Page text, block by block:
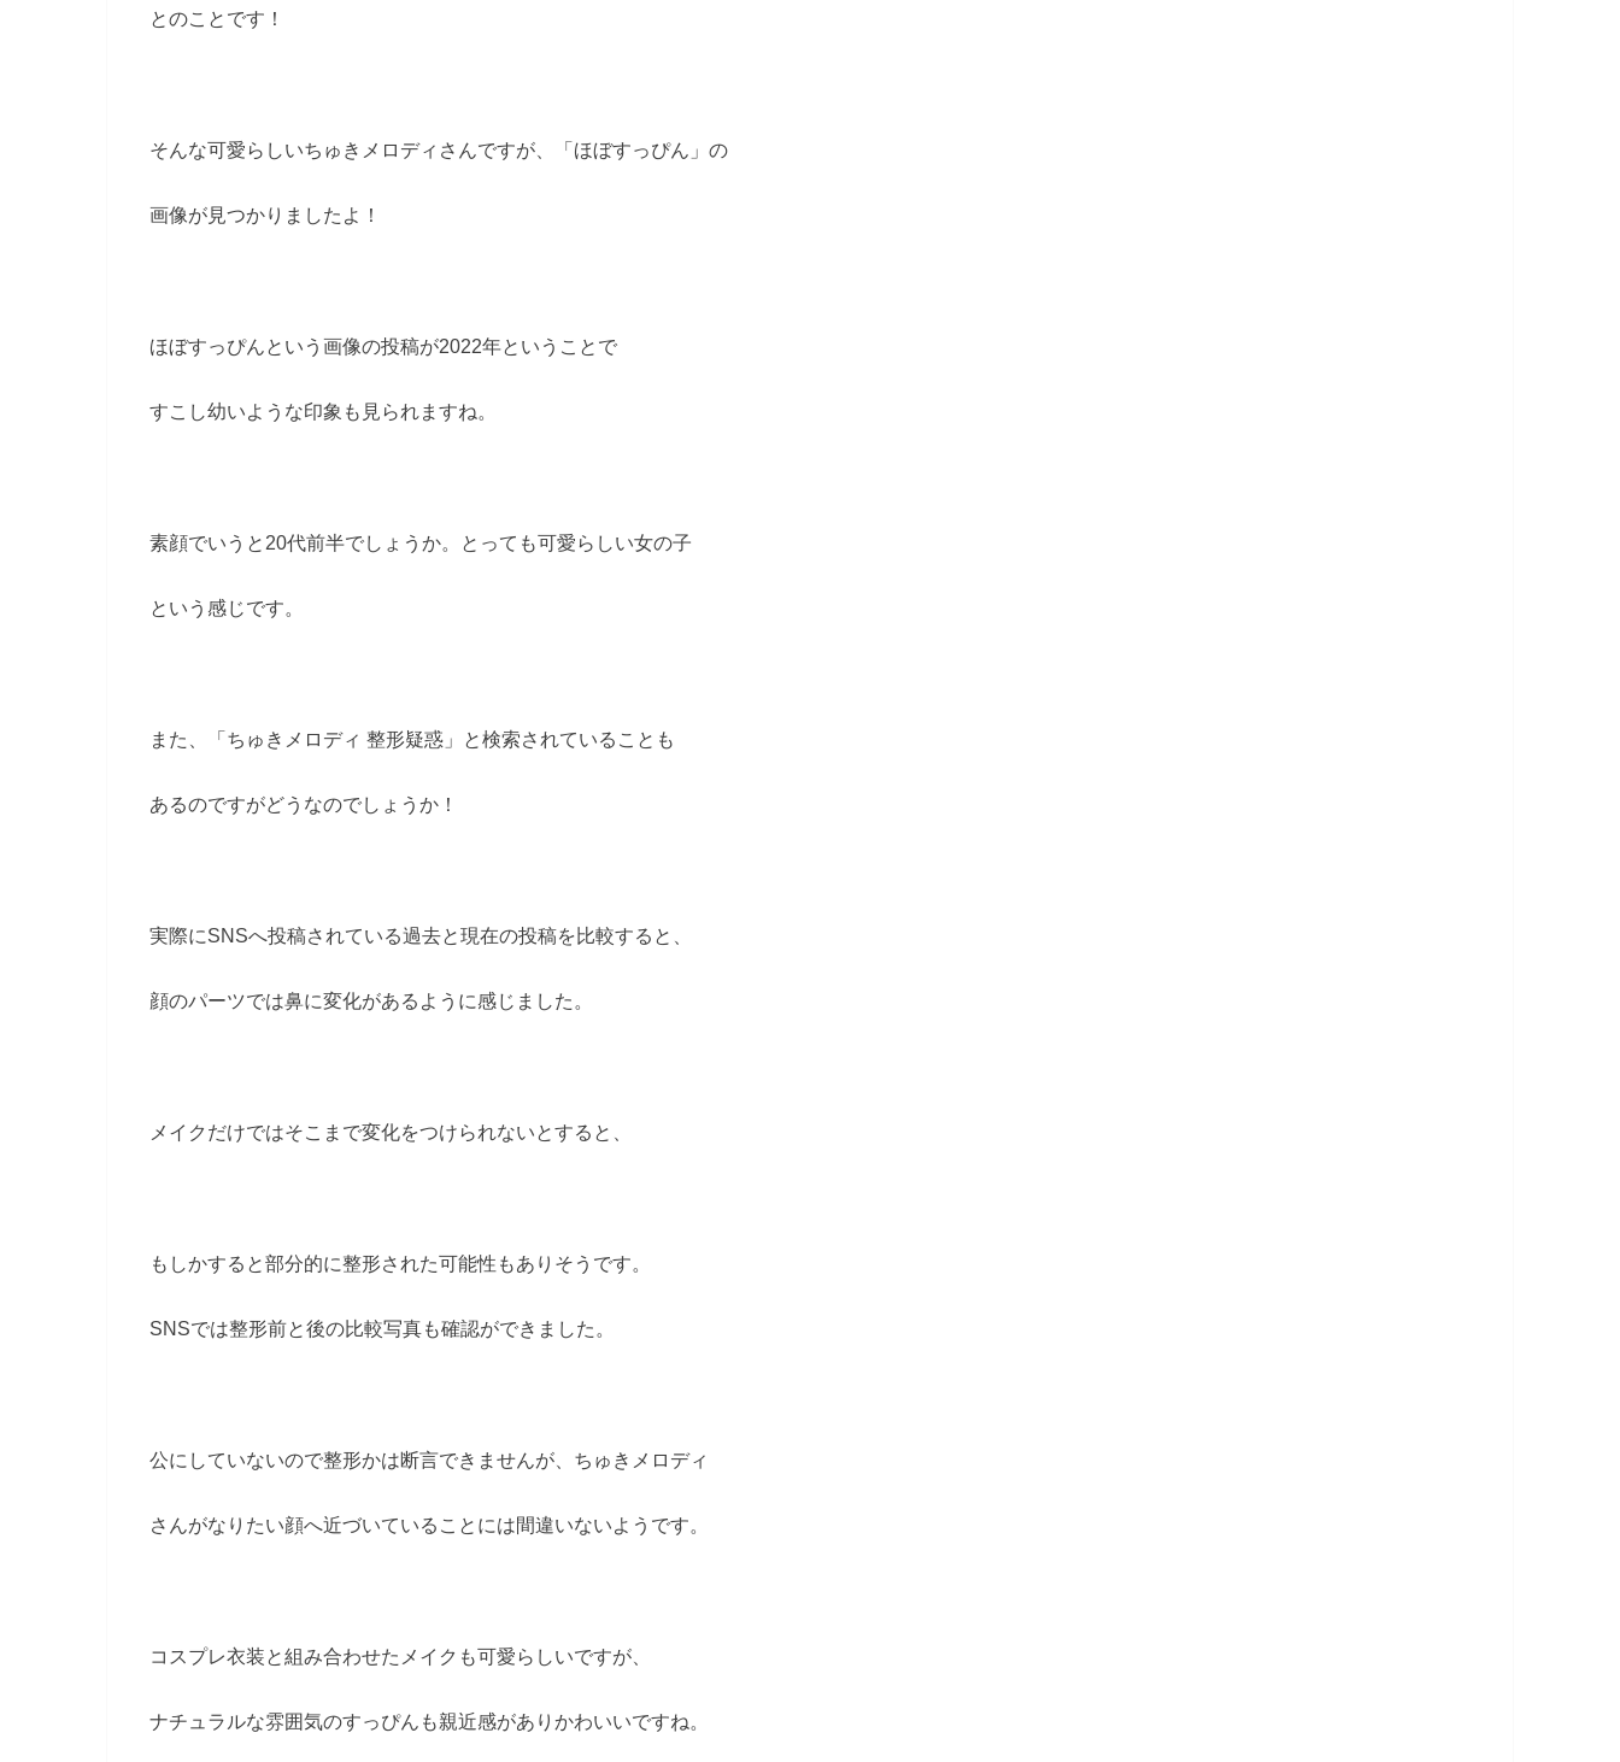
とのことです！
そんな可愛らしいちゅきメロディさんですが、「ほぼすっぴん」の
画像が見つかりましたよ！
ほぼすっぴんという画像の投稿が2022年ということで
すこし幼いような印象も見られますね。
素顔でいうと20代前半でしょうか。とっても可愛らしい女の子
という感じです。
また、「ちゅきメロディ 整形疑惑」と検索されていることも
あるのですがどうなのでしょうか！
実際にSNSへ投稿されている過去と現在の投稿を比較すると、
顔のパーツでは鼻に変化があるように感じました。
メイクだけではそこまで変化をつけられないとすると、
もしかすると部分的に整形された可能性もありそうです。
SNSでは整形前と後の比較写真も確認ができました。
公にしていないので整形かは断言できませんが、ちゅきメロディ
さんがなりたい顔へ近づいていることには間違いないようです。
コスプレ衣装と組み合わせたメイクも可愛らしいですが、
ナチュラルな雰囲気のすっぴんも親近感がありかわいいですね。